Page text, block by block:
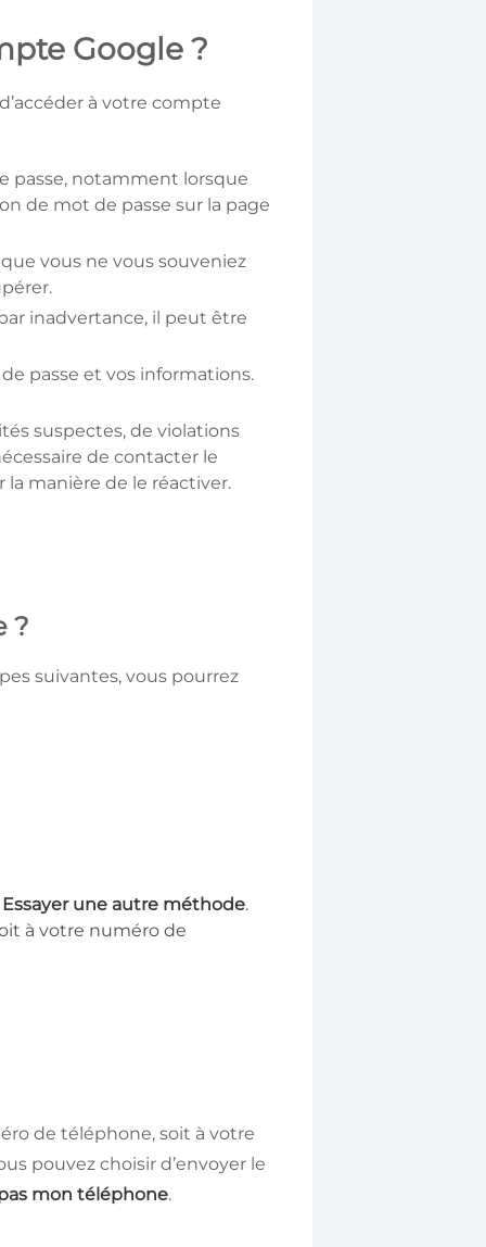
Google ?
à votre compte
passe, notamment lorsque
de mot de passe sur la page
vous ne vous souveniez
inadvertance, il peut être
passe et vos informations.
suspectes, de violations
de contacter le
manière de le réactiver.
?
suivantes, vous pourrez
Essayer une autre méthode.
à votre numéro de
de téléphone, soit à votre
pouvez choisir d’envoyer le
pas mon téléphone.